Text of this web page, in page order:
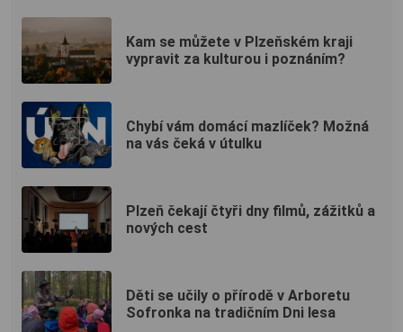
Kam se můžete v Plzeňském kraji
vypravit za kulturou i poznáním?
Chybí vám domácí mazlíček? Možná
na vás čeká v útulku
Plzeň čekají čtyři dny filmů, zážitků a
nových cest
Děti se učily o přírodě v Arboretu
Sofronka na tradičním Dni lesa